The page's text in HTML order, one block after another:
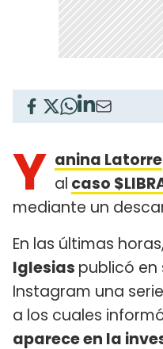
Y anina Latorre
al caso
mediante un
En las últimas horas,
Iglesias publicó en
Instagram una
a los cuales
aparece en la